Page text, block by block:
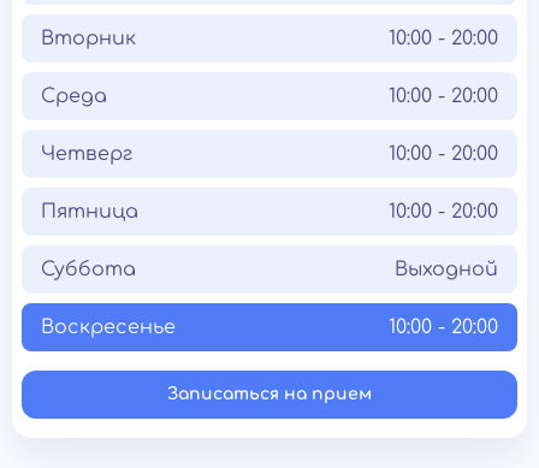
Вторник 10:00 - 20:00
Среда 10:00 - 20:00
Четверг 10:00 - 20:00
Пятница 10:00 - 20:00
Суббота Выходной
Воскресенье 10:00 - 20:00
Записаться на прием